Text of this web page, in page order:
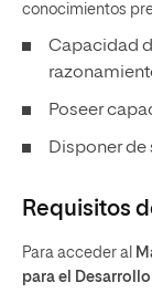
conocimientos
Capacidad
Poseer
Disponer
Requisitos
Para acceder al
para el